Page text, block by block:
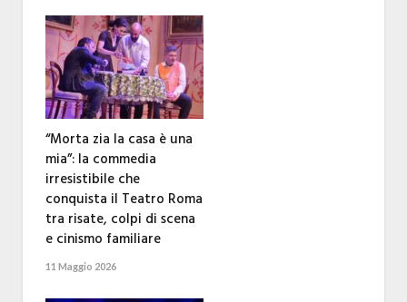
“Morta zia la casa è una
mia”: la commedia
irresistibile che
conquista il Teatro Roma
tra risate, colpi di scena
e cinismo familiare
11 Maggio 2026